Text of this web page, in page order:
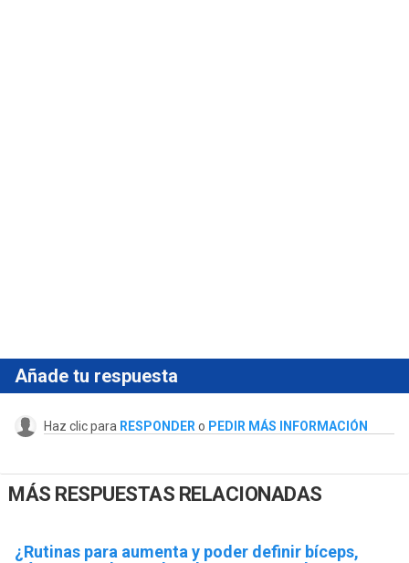
Añade tu respuesta
Haz clic para RESPONDER o PEDIR MÁS INFORMACIÓN
MÁS RESPUESTAS RELACIONADAS
¿Rutinas para aumenta y poder definir bíceps,